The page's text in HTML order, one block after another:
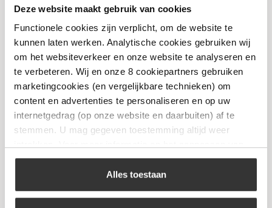
Deze website maakt gebruik van cookies
Functionele cookies zijn verplicht, om de website te
kunnen laten werken. Analytische cookies gebruiken wij
om het websiteverkeer en onze website te analyseren en
te verbeteren. Wij en onze 8 cookiepartners gebruiken
marketingcookies (en vergelijkbare technieken) om
content en advertenties te personaliseren en op uw
internetgedrag (op onze website en daarbuiten) af te
stemmen. U mag gegeven toestemming altijd weer
uw keuze op onze website verwijzen wij u naar ons
Alles toestaan
Foker 1-Pits Kookbrander
€20,99
Bekijk